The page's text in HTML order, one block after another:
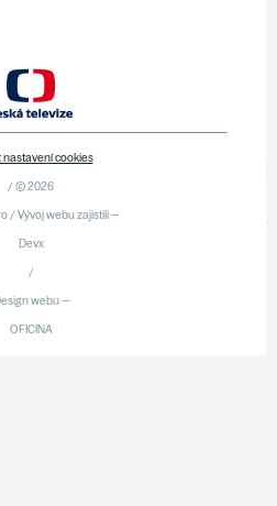
nastavení cookies
/ © 2026
/ Vývoj webu zajistili —
Devx
/
webu —
OFICINA